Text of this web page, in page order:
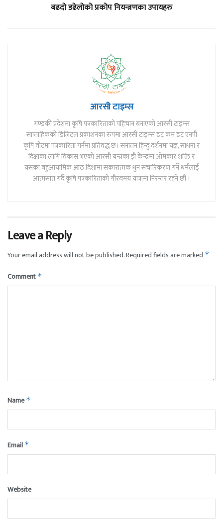
बढदो डढेलोको प्रकोप नियन्त्रणका उपायहरु
आरसी टाइम्स
गण्डकी प्रदेशमा कृषि पत्रकारिताको पहिचान बनाएको आरसी टाइम्स
साप्ताहिकको डिजिटल प्रकाशनका रुपमा आरसी टाइम्स डट कम डट एनपी
कृषि वीटमा पत्रकारिता गर्नमा प्रतिवद्ध छ। सनातन हिन्दु दर्शनमा यज्ञ, साधना र
दिक्षाका लागि विकास भएको आरसी यन्त्रका झै केन्द्रमा ओमकार शक्ति र
यसका बहुआयामिक आठ दिशामा सकारात्मक धुन संचारिकरण गर्ने धर्मलाई
आत्मसात गर्दै कृषि पत्रकारिताको गौरवमय यात्रामा निरन्तर रहने छौं ।
Leave a Reply
Your email address will not be published.Required fields are marked *
Comment *
Name*
Email *
Website